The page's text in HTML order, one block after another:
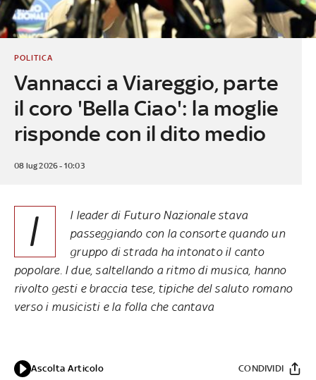
Vannacci a Viareggio, parte
il coro 'Bella Ciao': la moglie
risponde con il dito medio
POLITICA
08 lug 2026 - 10:03
I
l leader di Futuro Nazionale stava
passeggiando con la consorte quando un
gruppo di strada ha intonato il canto
popolare. I due, saltellando a ritmo di musica, hanno
rivolto gesti e braccia tese, tipiche del saluto romano
verso i musicisti e la folla che cantava
Ascolta Articolo
CONDIVIDI